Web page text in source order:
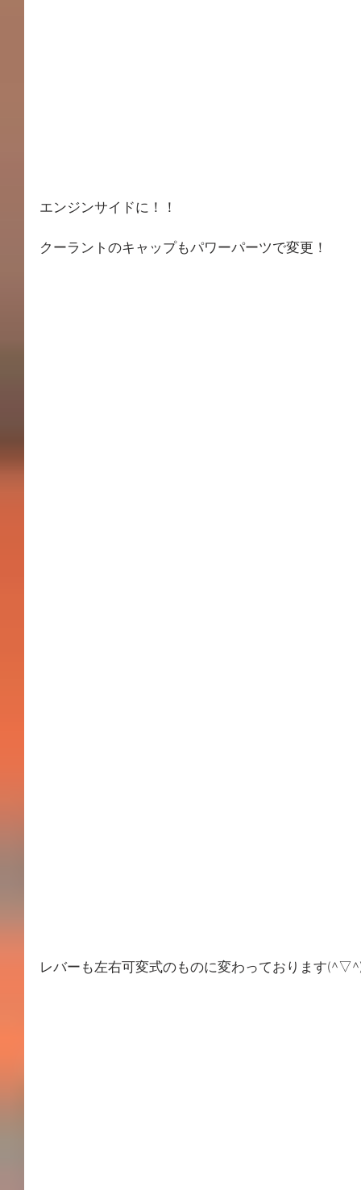
エンジンサイドに！！
クーラントのキャップもパワーパーツで変更！
レバーも左右可変式のものに変わっております